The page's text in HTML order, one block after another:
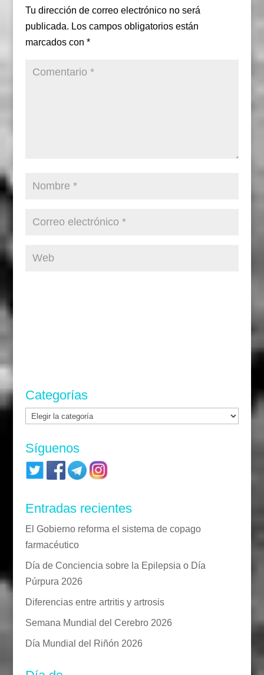
Tu dirección de correo electrónico no será
publicada. Los campos obligatorios están
marcados con *
Categorías
Categorías
Síguenos
Entradas recientes
El Gobierno reforma el sistema de copago
farmacéutico
Día de Conciencia sobre la Epilepsia o Día
Púrpura 2026
Diferencias entre artritis y artrosis
Semana Mundial del Cerebro 2026
Día Mundial del Riñón 2026